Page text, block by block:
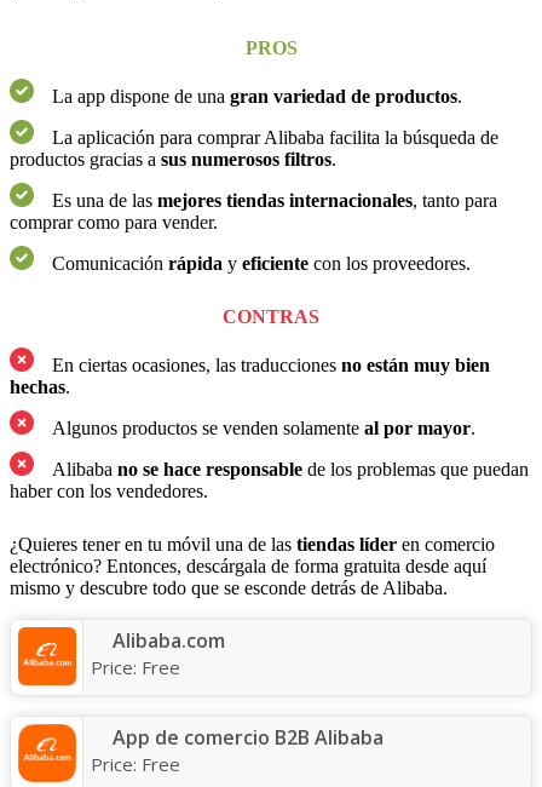
PROS
La app dispone de una gran variedad de productos.
La aplicación para comprar Alibaba facilita la búsqueda de
productos gracias a sus numerosos filtros.
Es una de las mejores tiendas internacionales, tanto para
comprar como para vender.
Comunicación rápida y eficiente con los proveedores.
CONTRAS
En ciertas ocasiones, las traducciones no están muy bien
hechas.
Algunos productos se venden solamente al por mayor.
Alibaba no se hace responsable de los problemas que puedan
haber con los vendedores.
¿Quieres tener en tu móvil una de las tiendas líder en comercio
electrónico? Entonces, descárgala de forma gratuita desde aquí
mismo y descubre todo que se esconde detrás de Alibaba.
Alibaba.com
Price: Free
App de comercio B2B Alibaba
Price: Free